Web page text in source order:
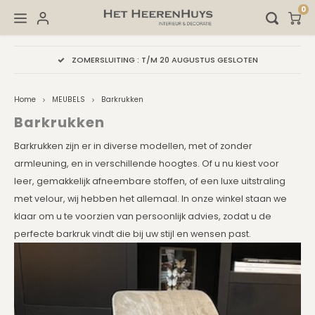
Hoofdmenu / meubels
Salontafels
Hockers
Bijzettafels
Wandtafel
Fauteuils
Hoofdmenu / verlichting
Lampenvoeten
Vloerlampen
Hanglampen
Wandlampen / Plafondlampen
Ophangsystemen
Hoofdmenu / lampenkappen
Info en Stalen voor lampenkappen
Cilinder Lampenkappen
Dubbele Lampenkappen
Hang Lampenkappen
Ovale lampenkappen
Ronde Lampenkappen
Hoofdmenu / kussens sjiek
Kussens Champagne
Kussens Bruin / Brons / Koper
Kussens Taupe
Kussens Zwart / Champagne
Kussens Oranje, Bordeaux, Oker
Hoofdmenu / accessoires
LEDEREN Accessoires
SALE Accessoires
Kaarshouders
Decoratie
Ornamenten op voet
Hoofdmenu / stoffering
Vloerkleden
Gordijnen
Behang
Vouwgordijnen
Bamboe Vouw- Rolgordijn
0
ZOMERSLUITING : T/M 20 AUGUSTUS GESLOTEN
Home MEUBELS Barkrukken
Barkrukken
Barkrukken zijn er in diverse modellen, met of zonder
armleuning, en in verschillende hoogtes. Of u nu kiest voor
leer, gemakkelijk afneembare stoffen, of een luxe uitstraling
met velour, wij hebben het allemaal. In onze winkel staan we
klaar om u te voorzien van persoonlijk advies, zodat u de
perfecte barkruk vindt die bij uw stijl en wensen past.